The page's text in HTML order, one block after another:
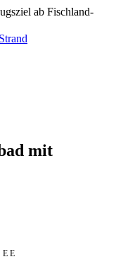
ab Fischland-
mit